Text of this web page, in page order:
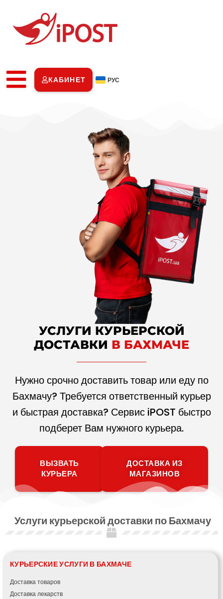
КАБИНЕТ РУС
УСЛУГИ КУРЬЕРСКОЙ
ДОСТАВКИ В БАХМАЧЕ
Нужно срочно доставить товар или еду по
Бахмачу? Требуется ответственный курьер
и быстрая доставка? Сервис iPOST быстро
подберет Вам нужного курьера.
ВЫЗВАТЬ
КУРЬЕРА
ДОСТАВКА ИЗ
МАГАЗИНОВ
Услуги курьерской доставки по Бахмачу
КУРЬЕРСКИЕ УСЛУГИ В БАХМАЧЕ
Доставка товаров
Доставка лекарств